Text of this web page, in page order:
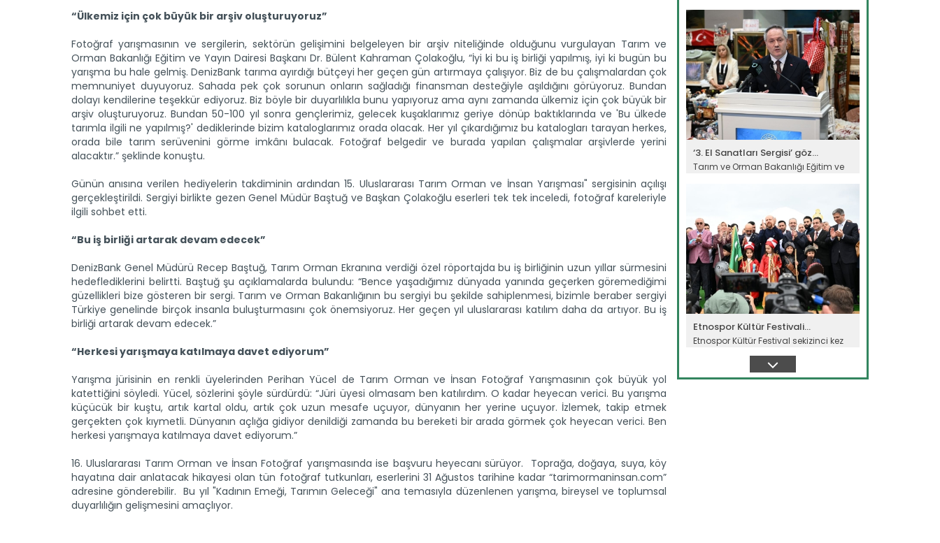
“Ülkemiz için çok büyük bir arşiv oluşturuyoruz”
Fotoğraf yarışmasının ve sergilerin, sektörün gelişimini belgeleyen bir arşiv niteliğinde olduğunu vurgulayan Tarım ve
Orman Bakanlığı Eğitim ve Yayın Dairesi Başkanı Dr. Bülent Kahraman Çolakoğlu, “İyi ki bu iş birliği yapılmış, iyi ki bugün bu
yarışma bu hale gelmiş. DenizBank tarıma ayırdığı bütçeyi her geçen gün artırmaya çalışıyor. Biz de bu çalışmalardan çok
memnuniyet duyuyoruz. Sahada pek çok sorunun onların sağladığı finansman desteğiyle aşıldığını görüyoruz. Bundan
dolayı kendilerine teşekkür ediyoruz. Biz böyle bir duyarlılıkla bunu yapıyoruz ama aynı zamanda ülkemiz için çok büyük bir
arşiv oluşturuyoruz. Bundan 50-100 yıl sonra gençlerimiz, gelecek kuşaklarımız geriye dönüp baktıklarında ve 'Bu ülkede
tarımla ilgili ne yapılmış?' dediklerinde bizim kataloglarımız orada olacak. Her yıl çıkardığımız bu katalogları tarayan herkes,
orada bile tarım serüvenini görme imkânı bulacak. Fotoğraf belgedir ve burada yapılan çalışmalar arşivlerde yerini
alacaktır.” şeklinde konuştu.
Günün anısına verilen hediyelerin takdiminin ardından 15. Uluslararası Tarım Orman ve İnsan Yarışması" sergisinin açılışı
gerçekleştirildi. Sergiyi birlikte gezen Genel Müdür Baştuğ ve Başkan Çolakoğlu eserleri tek tek inceledi, fotoğraf kareleriyle
ilgili sohbet etti.
“Bu iş birliği artarak devam edecek”
DenizBank Genel Müdürü Recep Baştuğ, Tarım Orman Ekranına verdiği özel röportajda bu iş birliğinin uzun yıllar sürmesini
hedeflediklerini belirtti. Baştuğ şu açıklamalarda bulundu: “Bence yaşadığımız dünyada yanında geçerken göremediğimi
güzellikleri bize gösteren bir sergi. Tarım ve Orman Bakanlığının bu sergiyi bu şekilde sahiplenmesi, bizimle beraber sergiyi
Türkiye genelinde birçok insanla buluşturmasını çok önemsiyoruz. Her geçen yıl uluslararası katılım daha da artıyor. Bu iş
birliği artarak devam edecek.”
“Herkesi yarışmaya katılmaya davet ediyorum”
Yarışma jürisinin en renkli üyelerinden Perihan Yücel de Tarım Orman ve İnsan Fotoğraf Yarışmasının çok büyük yol
katettiğini söyledi. Yücel, sözlerini şöyle sürdürdü: “Jüri üyesi olmasam ben katılırdım. O kadar heyecan verici. Bu yarışma
küçücük bir kuştu, artık kartal oldu, artık çok uzun mesafe uçuyor, dünyanın her yerine uçuyor. İzlemek, takip etmek
gerçekten çok kıymetli. Dünyanın açlığa gidiyor denildiği zamanda bu bereketi bir arada görmek çok heyecan verici. Ben
herkesi yarışmaya katılmaya davet ediyorum.”
16. Uluslararası Tarım Orman ve İnsan Fotoğraf yarışmasında ise başvuru heyecanı sürüyor. Toprağa, doğaya, suya, köy
hayatına dair anlatacak hikayesi olan tün fotoğraf tutkunları, eserlerini 31 Ağustos tarihine kadar “tarimormaninsan.com”
adresine gönderebilir. Bu yıl "Kadının Emeği, Tarımın Geleceği" ana temasıyla düzenlenen yarışma, bireysel ve toplumsal
duyarlılığın gelişmesini amaçlıyor.
Devamını Oku ->
‘3. El Sanatları Sergisi’ göz...
Tarım ve Orman Bakanlığı Eğitim ve
Etnospor Kültür Festivali...
Etnospor Kültür Festival sekizinci kez